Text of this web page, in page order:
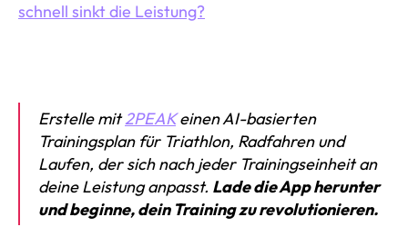
schnell sinkt die Leistung?
Erstelle mit2PEAKeinen AI-basierten
Trainingsplan für Triathlon, Radfahren und
Laufen, der sich nach jeder Trainingseinheit an
deine Leistung anpasst. Lade die App herunter
und beginne, dein Training zu revolutionieren.